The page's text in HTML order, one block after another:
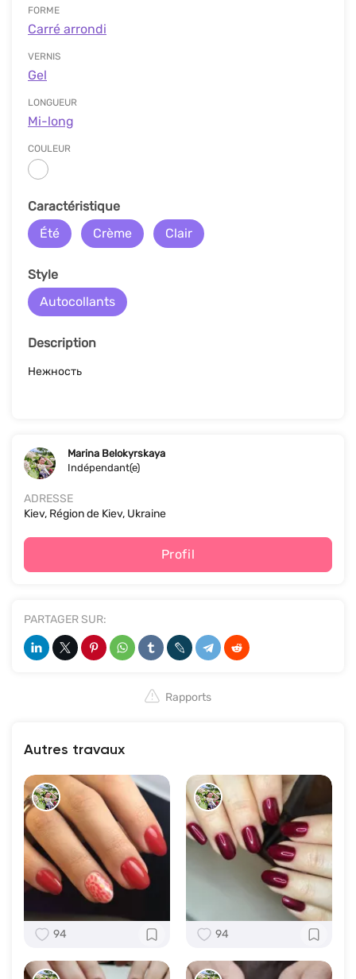
FORME
Carré arrondi
VERNIS
Gel
LONGUEUR
Mi-long
COULEUR
Сaractéristique
Été
Crème Clair
Style
Autocollants
Description
Нежность
Marina Belokyrskaya
Indépendant(e)
ADRESSE
Kiev, Région de Kiev, Ukraine
Profil
PARTAGER SUR:
Rapports
Autres travaux
94 94